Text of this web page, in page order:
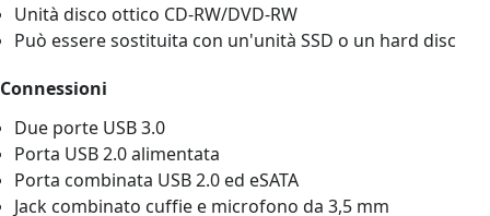
Unità disco ottico CD-RW/DVD-RW
Può essere sostituita con un'unità SSD o un hard disc
Connessioni
Due porte USB 3.0
Porta USB 2.0 alimentata
Porta combinata USB 2.0 ed eSATA
Jack combinato cuffie e microfono da 3,5 mm